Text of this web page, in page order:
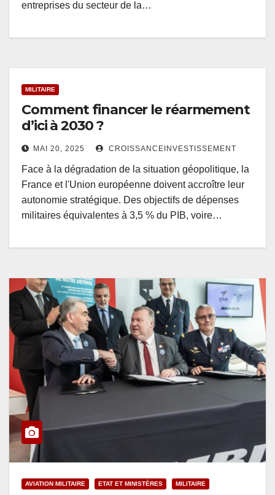
entreprises du secteur de la…
MILITAIRE
Comment financer le réarmement
d’ici à 2030 ?
MAI 20, 2025 CROISSANCEINVESTISSEMENT
Face à la dégradation de la situation géopolitique, la
France et l'Union européenne doivent accroître leur
autonomie stratégique. Des objectifs de dépenses
militaires équivalentes à 3,5 % du PIB, voire…
AVIATION MILITAIRE ETAT ET MINISTÈRES MILITAIRE